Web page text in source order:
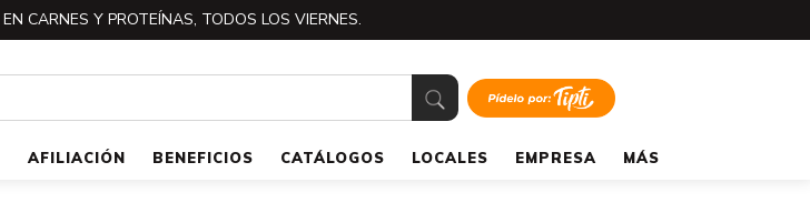
EN CARNES Y PROTEÍNAS, TODOS LOS VIERNES.
AFILIACIÓN BENEFICIOS CATÁLOGOS LOCALES EMPRESA MÁS